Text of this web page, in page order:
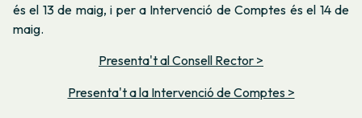
és el 13 de maig, i per a Intervenció de Comptes és el 14 de
maig.
Presenta't al Consell Rector >
Presenta't a la Intervenció de Comptes >